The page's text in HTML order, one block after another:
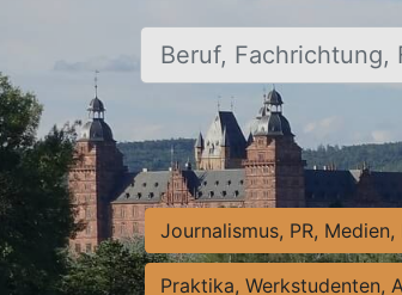
Beruf, Fachrichtung, Firma
Journalismus, PR, Medien,
Praktika, Werkstudenten,